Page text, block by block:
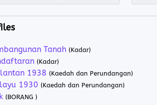
Tanah (Kadar)
(Kadar)
1938 (Kaedah dan Perundangan)
1930 (Kaedah dan Perundangan)
(BORANG )